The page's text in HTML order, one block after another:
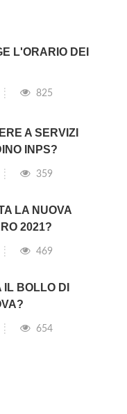
L'ORARIO DEI
825
A SERVIZI
INPS?
359
LA NUOVA
2021?
469
IL BOLLO DI
654